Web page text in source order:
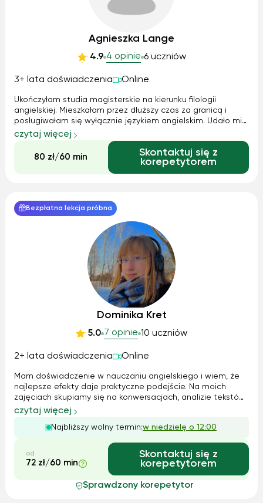
Agnieszka Lange
4.9 4 opinie 6 uczniów
3+ lata doświadczenia Online
Ukończyłam studia magisterskie na kierunku filologii
angielskiej. Mieszkałam przez dłuższy czas za granicą i
posługiwałam się wyłącznie językiem angielskim. Udało mi
się wygrać stypendium rektora dla najbardziej uzdolnionych
studentów 4 razy z rzędu oraz byłam stypendystką Szkoły
Orłów utworzonej przez Ministerstwo Edukacji.
czytaj więcej
80 zł/60 min
Skontaktuj się z
korepetytorem
Bezpłatna lekcja próbna
Dominika Kret
5.0 7 opinie 10 uczniów
2+ lata doświadczenia Online
Mam doświadczenie w nauczaniu angielskiego i wiem, że
najlepsze efekty daje praktyczne podejście. Na moich
zajęciach skupiamy się na konwersacjach, analizie tekstów
i ćwiczeniach, które pozwalają lepiej przyswoić język.
Przygotowuję uczniów do egzaminów, pomagając im
osiągnąć wysokie wyniki. Dbam o ...
czytaj więcej
Najbliższy wolny termin:w niedzielę o 12:00
od
72 zł/60 min
Skontaktuj się z
korepetytorem
Sprawdzony korepetytor